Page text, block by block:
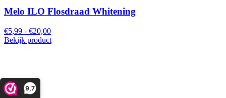
9,7
Melo ILO Flosdraad Whitening
€5,99 - €20,00
Bekijk product